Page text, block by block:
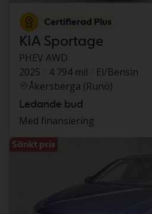
Certifierad Plus
KIA Sportage
PHEV AWD
2025
4 794 mil
El/Bensin
Åkersberga (Runö)
Ledande bud
Med finansiering
Sänkt pris